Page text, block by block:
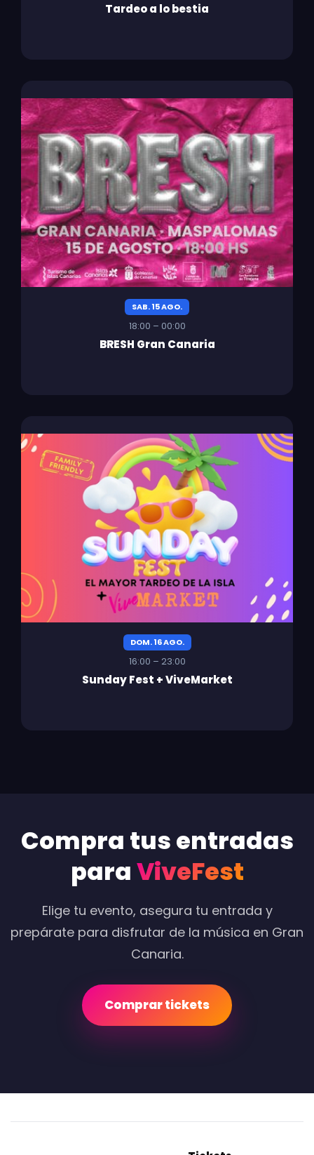
Tardeo a lo bestia
SAB. 15 AGO.
18:00 – 00:00
BRESH Gran Canaria
DOM. 16 AGO.
16:00 – 23:00
Sunday Fest + ViveMarket
Compra tus entradas
paraViveFest
Elige tu evento, asegura tu entrada y
prepárate para disfrutar de la música en Gran
Canaria.
Comprar tickets